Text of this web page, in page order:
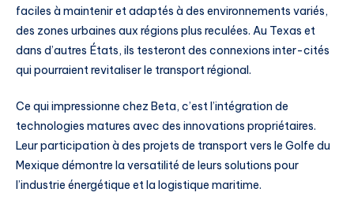
faciles à maintenir et adaptés à des environnements variés,
des zones urbaines aux régions plus reculées. Au Texas et
dans d’autres États, ils testeront des connexions inter-cités
qui pourraient revitaliser le transport régional.
Ce qui impressionne chez Beta, c’est l’intégration de
technologies matures avec des innovations propriétaires.
Leur participation à des projets de transport vers le Golfe du
Mexique démontre la versatilité de leurs solutions pour
l’industrie énergétique et la logistique maritime.